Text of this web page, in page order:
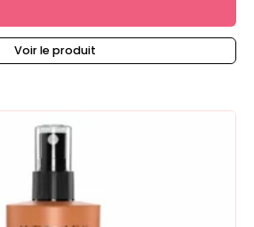
Voir le produit